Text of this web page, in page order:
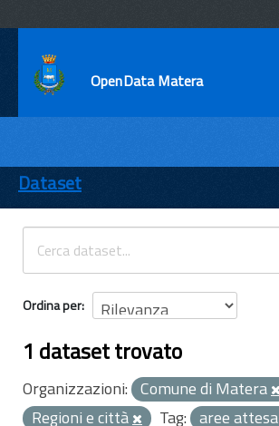
OpenData Matera
ENTI
TEMI
INFORMAZIONI
Dataset
Ordina per
1 dataset trovato
Organizzazioni: Comune di Matera
Regioni e città
Tag: aree attesa